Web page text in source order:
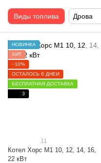
Виды топлива Дрова
НОВИНКА
ХИТ
−10%
ОСТАЛОСЬ 6 ДНЕЙ
БЕСПЛАТНАЯ ДОСТАВКА
3
11
Котел Хорс М1 10, 12, 14, 16,
22 кВт